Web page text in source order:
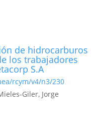
de hidrocarburos
los trabajadores
S.A
rcym/v4/n3/230
Giler, Jorge